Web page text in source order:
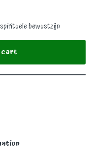
bewustzijn
cart